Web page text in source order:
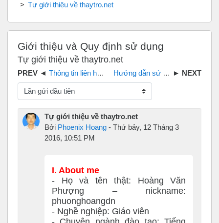
Tự giới thiệu về thaytro.net
Giới thiệu và Quy định sử dụng
Tự giới thiệu về thaytro.net
Thông tin liên hệ website thaytro.net Hướng dẫn sử dụng thaytro.net[mã nguồn moodle]
Chế độ hiển thị
Tự giới thiệu về thaytro.net
Bởi Phoenix Hoang - Thứ bảy, 12 Tháng 3
2016, 10:51 PM
I. About me
- Họ và tên thật: Hoàng Văn
Phượng – nickname:
phuonghoangdn
- Nghề nghiệp: Giáo viên